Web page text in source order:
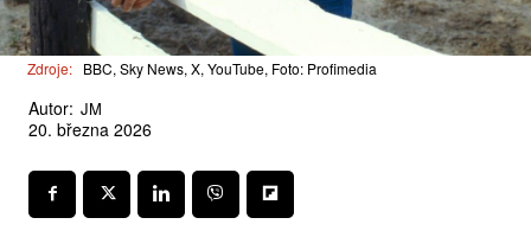
Zdroje: BBC, Sky News, X, YouTube, Foto: Profimedia
Autor: JM
20. března 2026